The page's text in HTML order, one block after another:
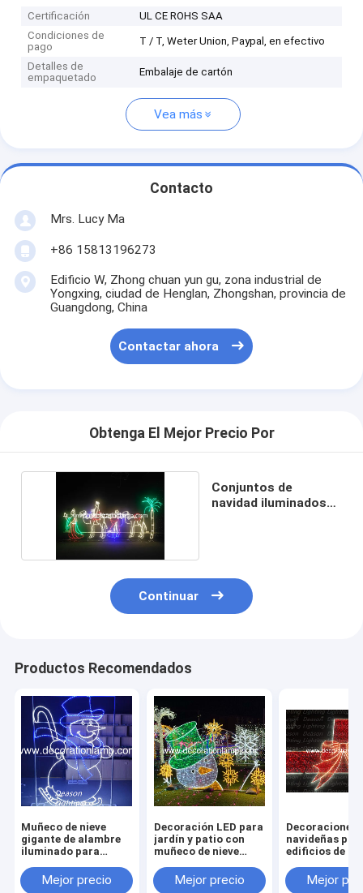
Certificación
UL CE ROHS SAA
Condiciones de
pago
T / T, Weter Union, Paypal, en efectivo
Detalles de
empaquetado
Embalaje de cartón
Vea más
Contacto
Mrs. Lucy Ma
+86 15813196273
Edificio W, Zhong chuan yun gu, zona industrial de
Yongxing, ciudad de Henglan, Zhongshan, provincia de
Guangdong, China
Contactar ahora
Obtenga El Mejor Precio Por
Conjuntos de
navidad iluminados
Continuar
Productos Recomendados
Muñeco de nieve
gigante de alambre
iluminado para
decoraciones
navideñas
Mejor precio
Decoración LED para
jardín y patio con
muñeco de nieve
Mejor precio
Decoraciones
navideñas
edificios de
Mejor